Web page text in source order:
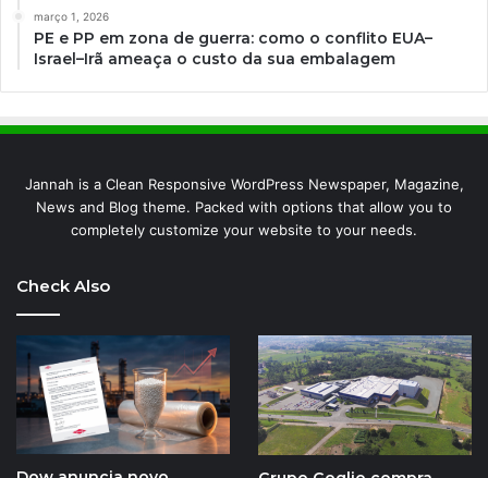
março 1, 2026
PE e PP em zona de guerra: como o conflito EUA–
Israel–Irã ameaça o custo da sua embalagem
Jannah is a Clean Responsive WordPress Newspaper, Magazine,
News and Blog theme. Packed with options that allow you to
completely customize your website to your needs.
Check Also